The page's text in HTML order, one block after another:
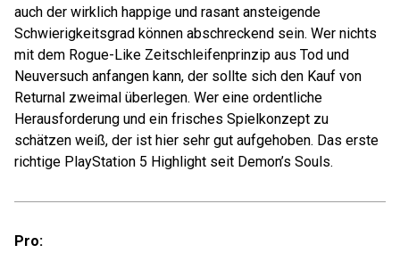
auch der wirklich happige und rasant ansteigende
Schwierigkeitsgrad können abschreckend sein. Wer nichts
mit dem Rogue-Like Zeitschleifenprinzip aus Tod und
Neuversuch anfangen kann, der sollte sich den Kauf von
Returnal zweimal überlegen. Wer eine ordentliche
Herausforderung und ein frisches Spielkonzept zu
schätzen weiß, der ist hier sehr gut aufgehoben. Das erste
richtige PlayStation 5 Highlight seit Demon’s Souls.
Pro: